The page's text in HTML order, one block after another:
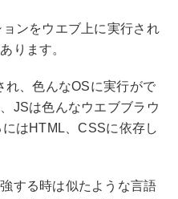
ンをウエブ上に実行され
ります。
れ、色んなOSに実行がで
JSは色んなウエブブラウ
はHTML、CSSに依存し
する時は似たような言語